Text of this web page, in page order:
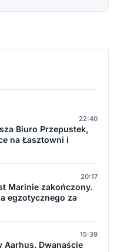
22:40
Biuro Przepustek,
na Łasztowni i
20:17
Marinie zakończony.
egzotycznego za
15:39
Aarhus. Dwanaście